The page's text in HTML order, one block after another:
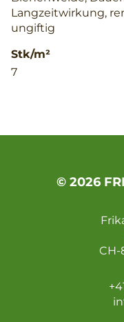
Langzeitwirkung,
ungiftig
Stk/m²
7
© 2026
CH-